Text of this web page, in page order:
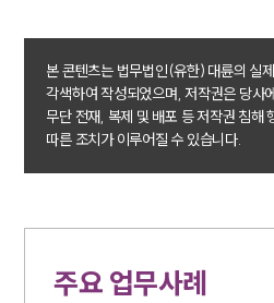
사례분석/최
형사 법률
법률지
형사소송·상
업무분
형사그룹
본 콘텐츠는 법무법인(유한) 대륜의 실
각색하여 작성되었으며, 저작권은 당사
무단 전재, 복제 및 배포 등 저작권 침해
따른 조치가 이루어질 수 있습니다.
주요 업무사례